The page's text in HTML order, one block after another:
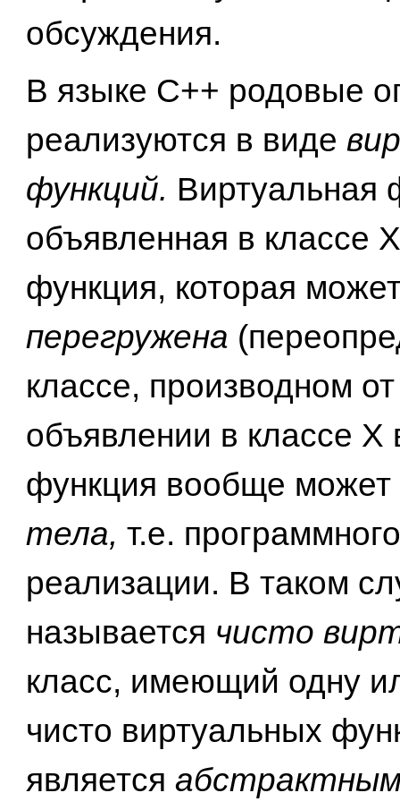
обсуждения.
В языке C++ родовые
реализуются в виде
функций. Виртуальная
объявленная в классе
функция, которая
перегружена
классе, производном
объявлении в классе X
функция вообще может
тела, т.е.
реализации. В таком
называется чисто
класс, имеющий одну
чисто виртуальных
является